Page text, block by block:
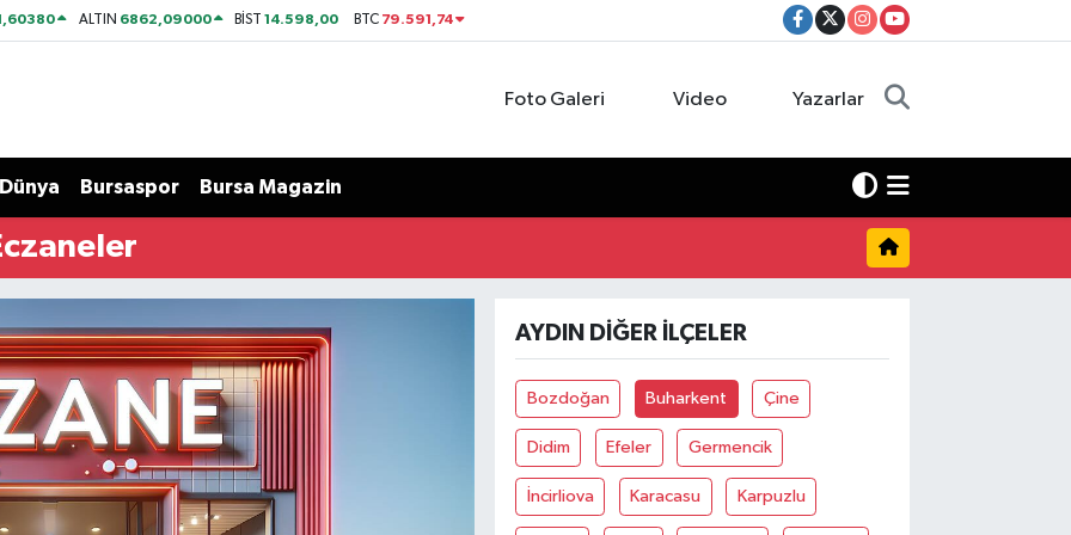
ALTIN 6862,09000 BİST14.598,00 BTC 79.591,74
Foto Galeri Video Yazarlar
Dünya Bursaspor Bursa Magazin
AYDIN DIĞER İLÇELER
Bozdoğan Buharkent Çine
Didim Efeler Germencik
İncirliova Karacasu Karpuzlu